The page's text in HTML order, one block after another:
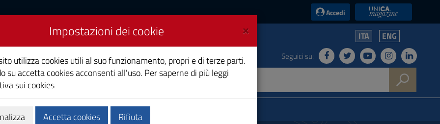
Accedi UniCA News
ITA ENG
Seguici su:
Calendari e orari Qualità e miglioramento
×
Impostazioni dei cookie
utilizza cookies utili al suo funzionamento, propri e di terze parti.
su accetta cookies acconsenti all'uso. Per saperne di più leggi
sui cookies
Accetta cookies Rifiuta